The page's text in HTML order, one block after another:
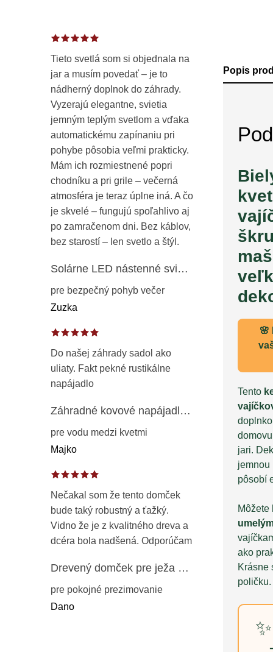
Tieto svetlá som si objednala na
jar a musím povedať – je to
nádherný doplnok do záhrady.
Vyzerajú elegantne, svietia
jemným teplým svetlom a vďaka
automatickému zapínaniu pri
pohybe pôsobia veľmi prakticky.
Mám ich rozmiestnené popri
chodníku a pri grile – večerná
atmosféra je teraz úplne iná. A čo
je skvelé – fungujú spoľahlivo aj
po zamračenom dni. Bez káblov,
bez starostí – len svetlo a štýl.
Solárne LED nástenné svietidlo s pohybovým a súmrakovým senzorom – vonkajšie fasádne osvetlenie IP65
pre bezpečný pohyb večer
Zuzka
Do našej záhrady sadol ako
uliaty. Fakt pekné rustikálne
napájadlo
Záhradné kovové napájadlo pre vtáky 8 cm / 104 cm – dekorácia z patinovanej ocele v prírodnej hrdzi
pre vodu medzi kvetmi
Majko
Nečakal som že tento domček
bude taký robustný a ťažký.
Vidno že je z kvalitného dreva a
dcéra bola nadšená. Odporúčam
Drevený domček pre ježa – záhradný úkryt z opaľovaného dreva s vodoodolnou strechou 50 cm
pre pokojné prezimovanie
Dano
Popis
🌸
Tento
jari.
jemnou
pôsobí
ako
Krásne
poličku.